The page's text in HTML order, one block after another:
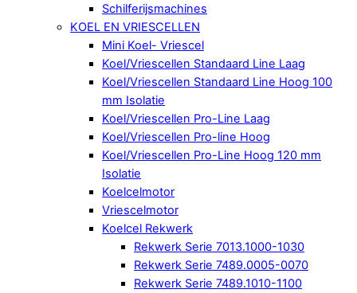
Schilferijsmachines
KOEL EN VRIESCELLEN
Mini Koel- Vriescel
Koel/Vriescellen Standaard Line Laag
Koel/Vriescellen Standaard Line Hoog 100
mm Isolatie
Koel/Vriescellen Pro-Line Laag
Koel/Vriescellen Pro-line Hoog
Koel/Vriescellen Pro-Line Hoog 120 mm
Isolatie
Koelcelmotor
Vriescelmotor
Koelcel Rekwerk
Rekwerk Serie 7013.1000-1030
Rekwerk Serie 7489.0005-0070
Rekwerk Serie 7489.1010-1100